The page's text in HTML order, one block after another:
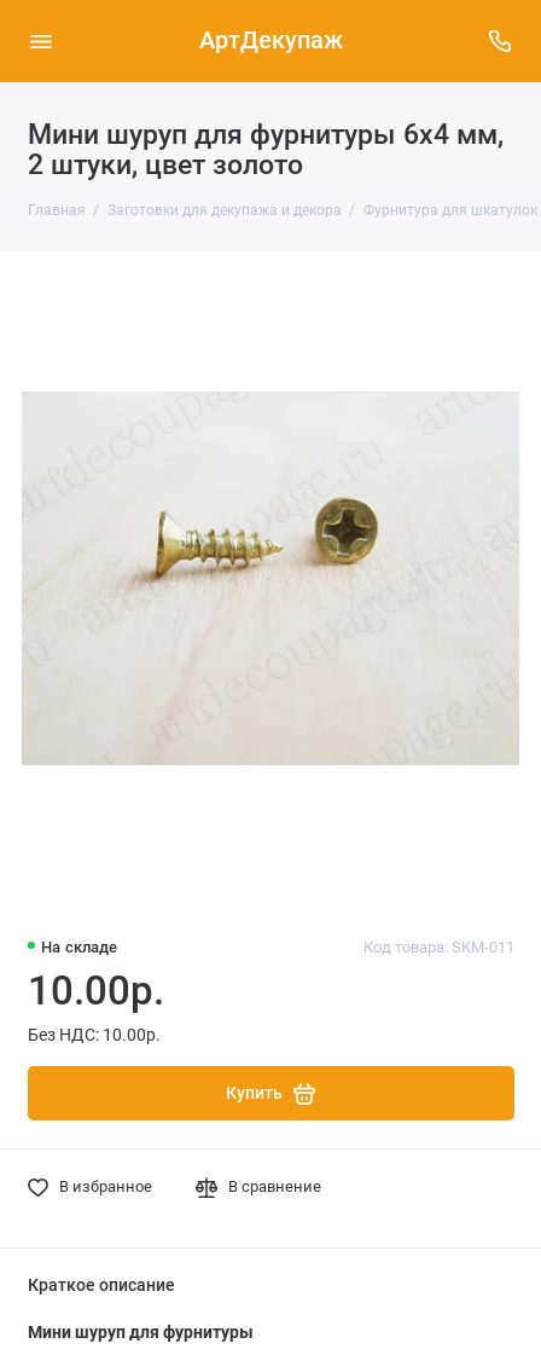
АртДекупаж
Мини шуруп для фурнитуры 6х4 мм,
2 штуки, цвет золото
Главная Заготовки для декупажа и декора Фурнитура для шкатулок
На складе Код товара: SKM-011
10.00р.
Без НДС: 10.00р.
Купить
В избранное В сравнение
Краткое описание
Мини шуруп для фурнитуры